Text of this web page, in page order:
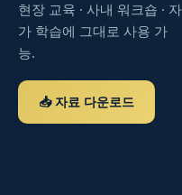
현장 교육 · 사내 워크숍 · 자
가 학습에 그대로 사용 가
능.
📥 자료 다운로드